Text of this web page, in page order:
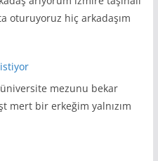
oturuyoruz hiç arkadaşım
mezunu bekar
bir erkeğim yalnızım